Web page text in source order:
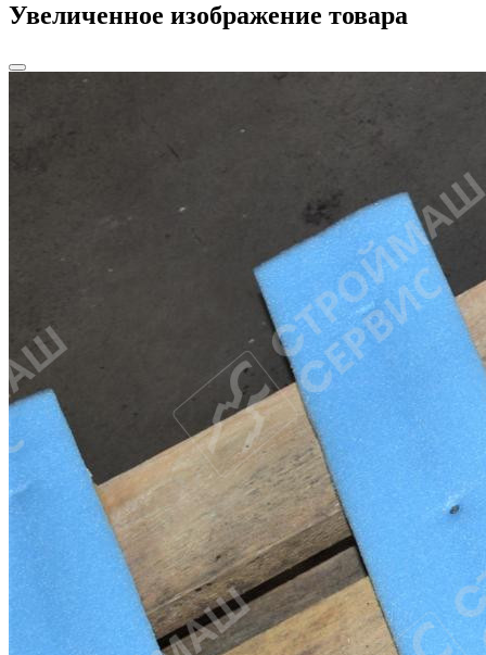
Увеличенное изображение товара